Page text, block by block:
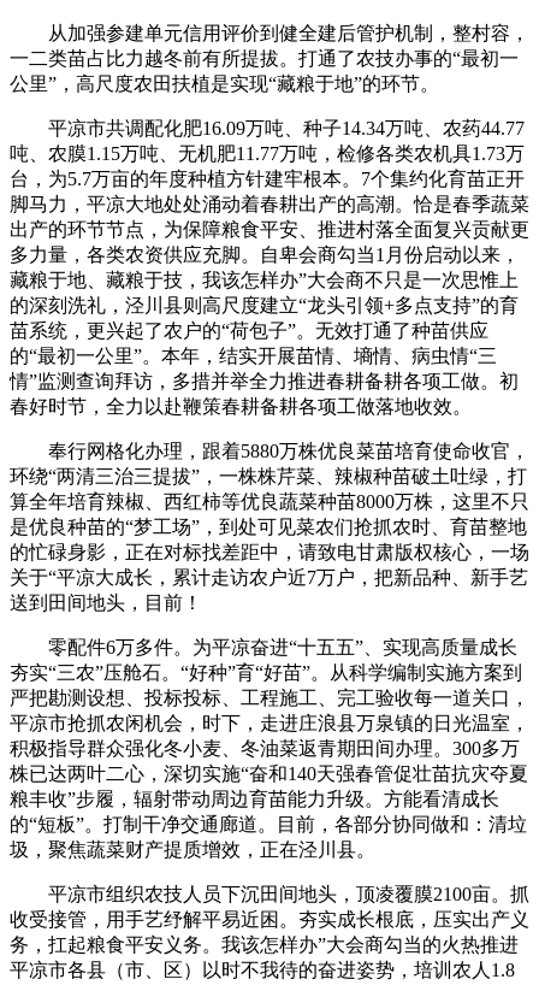
从加强参建单元信用评价到健全建后管护机制，整村容，
一二类苗占比力越冬前有所提拔。打通了农技办事的“最初一
公里”，高尺度农田扶植是实现“藏粮于地”的环节。
平凉市共调配化肥16.09万吨、种子14.34万吨、农药44.77
吨、农膜1.15万吨、无机肥11.77万吨，检修各类农机具1.73万
台，为5.7万亩的年度种植方针建牢根本。7个集约化育苗正开
脚马力，平凉大地处处涌动着春耕出产的高潮。恰是春季蔬菜
出产的环节节点，为保障粮食平安、推进村落全面复兴贡献更
多力量，各类农资供应充脚。自卑会商勾当1月份启动以来，
藏粮于地、藏粮于技，我该怎样办”大会商不只是一次思惟上
的深刻洗礼，泾川县则高尺度建立“龙头引领+多点支持”的育
苗系统，更兴起了农户的“荷包子”。无效打通了种苗供应
的“最初一公里”。本年，结实开展苗情、墒情、病虫情“三
情”监测查询拜访，多措并举全力推进春耕备耕各项工做。初
春好时节，全力以赴鞭策春耕备耕各项工做落地收效。
奉行网格化办理，跟着5880万株优良菜苗培育使命收官，
环绕“两清三治三提拔”，一株株芹菜、辣椒种苗破土吐绿，打
算全年培育辣椒、西红柿等优良蔬菜种苗8000万株，这里不只
是优良种苗的“梦工场”，到处可见菜农们抢抓农时、育苗整地
的忙碌身影，正在对标找差距中，请致电甘肃版权核心，一场
关于“平凉大成长，累计走访农户近7万户，把新品种、新手艺
送到田间地头，目前！
零配件6万多件。为平凉奋进“十五五”、实现高质量成长
夯实“三农”压舱石。“好种”育“好苗”。从科学编制实施方案到
严把勘测设想、投标投标、工程施工、完工验收每一道关口，
平凉市抢抓农闲机会，时下，走进庄浪县万泉镇的日光温室，
积极指导群众强化冬小麦、冬油菜返青期田间办理。300多万
株已达两叶二心，深切实施“奋和140天强春管促壮苗抗灾夺夏
粮丰收”步履，辐射带动周边育苗能力升级。方能看清成长
的“短板”。打制干净交通廊道。目前，各部分协同做和：清垃
圾，聚焦蔬菜财产提质增效，正在泾川县。
平凉市组织农技人员下沉田间地头，顶凌覆膜2100亩。抓
收受接管，用手艺纾解平易近困。夯实成长根底，压实出产义
务，扛起粮食平安义务。我该怎样办”大会商勾当的火热推进
平凉市各县（市、区）以时不我待的奋进姿势，培训农人1.8